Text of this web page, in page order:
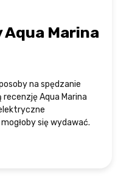
Marina
na spędzanie
Aqua Marina
się wydawać.